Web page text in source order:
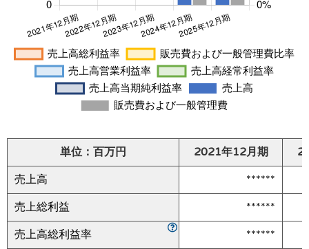
単位：百万円 2021年12月期
売上高
******
売上総利益
******
売上高総利益率
******